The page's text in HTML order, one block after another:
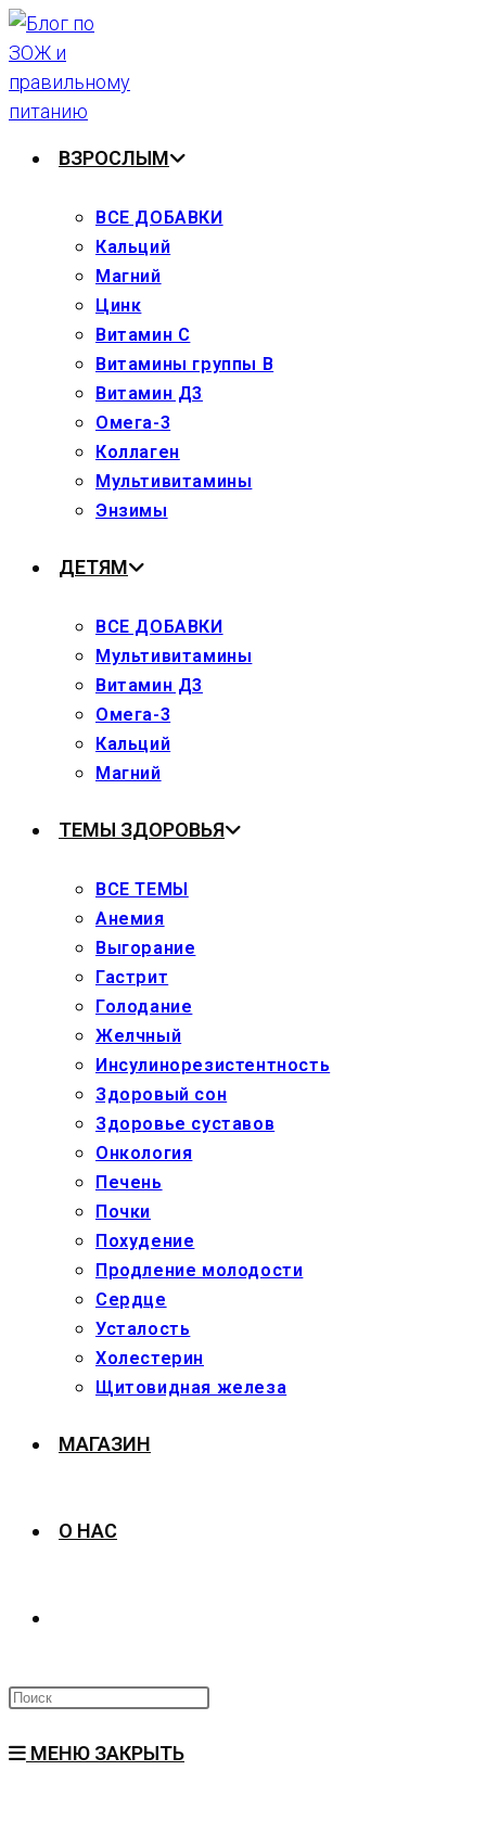
Перейти
к
содержимому
ВЗРОСЛЫМ
ВСЕ ДОБАВКИ
Кальций
Магний
Цинк
Витамин С
Витамины группы В
Витамин Д3
Омега-3
Коллаген
Мультивитамины
Энзимы
ДЕТЯМ
ВСЕ ДОБАВКИ
Мультивитамины
Витамин Д3
Омега-3
Кальций
Магний
ТЕМЫ ЗДОРОВЬЯ
ВСЕ ТЕМЫ
Анемия
Выгорание
Гастрит
Голодание
Желчный
Инсулинорезистентность
Здоровый сон
Здоровье суставов
Онкология
Печень
Почки
Похудение
Продление молодости
Сердце
Усталость
Холестерин
Щитовидная железа
МАГАЗИН
О НАС
ПОИСК
МЕНЮ ЗАКРЫТЬ